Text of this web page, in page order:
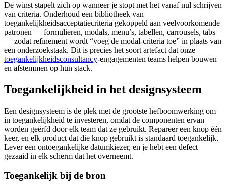
De winst stapelt zich op wanneer je stopt met het vanaf nul schrijven
van criteria. Onderhoud een bibliotheek van
toegankelijkheidsacceptatiecriteria gekoppeld aan veelvoorkomende
patronen — formulieren, modals, menu’s, tabellen, carrousels, tabs
— zodat refinement wordt “voeg de modal-criteria toe” in plaats van
een onderzoekstaak. Dit is precies het soort artefact dat onze
toegankelijkheidsconsultancy-engagementen teams helpen bouwen
en afstemmen op hun stack.
Toegankelijkheid in het designsysteem
Een designsysteem is de plek met de grootste hefboomwerking om
in toegankelijkheid te investeren, omdat de componenten ervan
worden geërfd door elk team dat ze gebruikt. Repareer een knop één
keer, en elk product dat die knop gebruikt is standaard toegankelijk.
Lever een ontoegankelijke datumkiezer, en je hebt een defect
gezaaid in elk scherm dat het overneemt.
Toegankelijk bij de bron